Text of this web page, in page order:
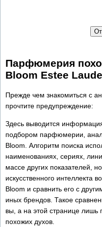
Парфюмерия
Bloom Estee
Прежде чем знакомиться с
прочтите предупреждение:
Здесь выводится
подбором парфюмерии,
Bloom. Алгоритм поиска
наименованиях, сериях,
массе других показателей,
искусственного интеллекта
Bloom и сравнить его с
иных брендов. Такое
вы, а на этой странице лишь
похожих духов.